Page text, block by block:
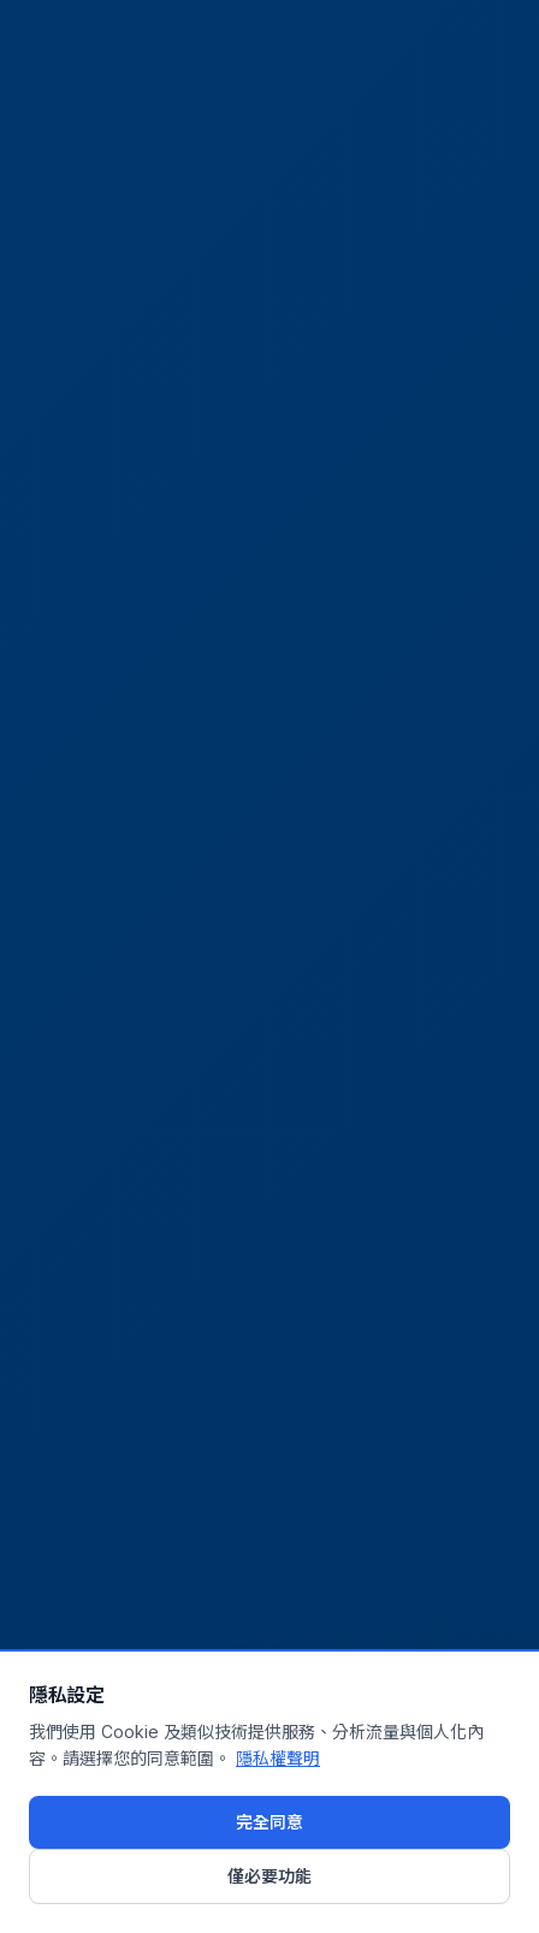
隱私設定
我們使用 Cookie 及類似技術提供服務、分析流量與個人化內
容。請選擇您的同意範圍。 隱私權聲明
完全同意
僅必要功能